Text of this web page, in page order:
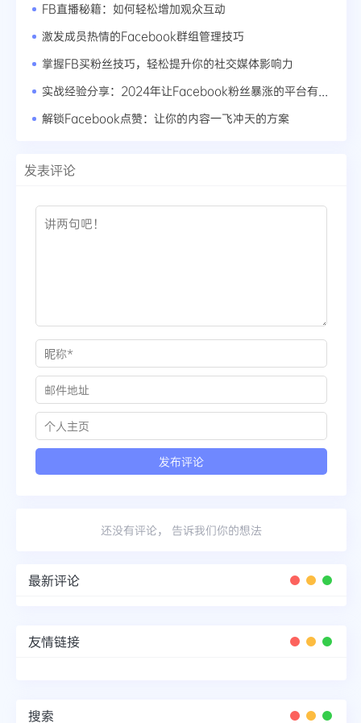
FB直播秘籍：如何轻松增加观众互动
激发成员热情的Facebook群组管理技巧
掌握FB买粉丝技巧，轻松提升你的社交媒体影响力
解锁Facebook点赞：让你的内容一飞冲天的方案
发表评论
还没有评论， 告诉我们你的想法
最新评论
友情链接
搜索